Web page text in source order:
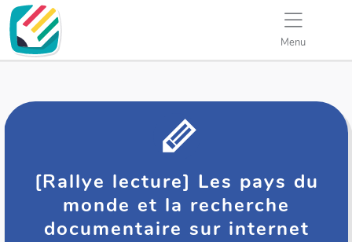
Menu
[Rallye lecture] Les pays du
monde et la recherche
documentaire sur internet